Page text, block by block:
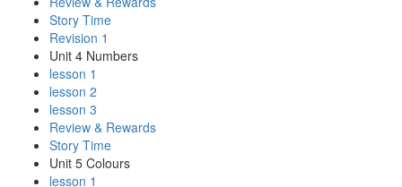
Story Time
Revision 1
Unit 4 Numbers
lesson 1
lesson 2
lesson 3
Review & Rewards
Story Time
Unit 5 Colours
lesson 1